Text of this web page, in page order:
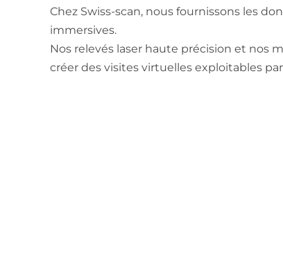
Chez Swiss-scan, nous fournissons les
immersives.
Nos relevés laser haute précision et nos
créer des visites virtuelles exploitables